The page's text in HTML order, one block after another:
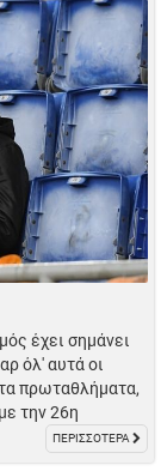
έχει σημάνει
όλ' αυτά οι
πρωταθλήματα,
την 26η
ΠΕΡΙΣΣΟΤΕΡΑ